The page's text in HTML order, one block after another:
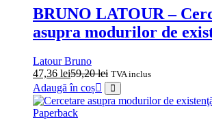
BRUNO LATOUR –
asupra modurilor de
Latour Bruno
47,36 lei59,20lei TVA inclus
Adaugă în coș
Paperback